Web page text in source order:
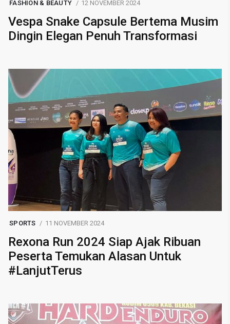
FASHION & BEAUTY 12 NOVEMBER 2024
Vespa Snake Capsule Bertema Musim
Dingin Elegan Penuh Transformasi
SPORTS 11 NOVEMBER 2024
Rexona Run 2024 Siap Ajak Ribuan
Peserta Temukan Alasan Untuk
#LanjutTerus